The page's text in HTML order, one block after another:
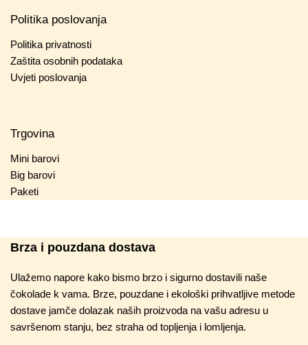
Politika poslovanja
Politika privatnosti
Zaštita osobnih podataka
Uvjeti poslovanja
Trgovina
Mini barovi
Big barovi
Paketi
Brza i pouzdana dostava
Ulažemo napore kako bismo brzo i sigurno dostavili naše
čokolade k vama. Brze, pouzdane i ekološki prihvatljive metode
dostave jamče dolazak naših proizvoda na vašu adresu u
savršenom stanju, bez straha od topljenja i lomljenja.